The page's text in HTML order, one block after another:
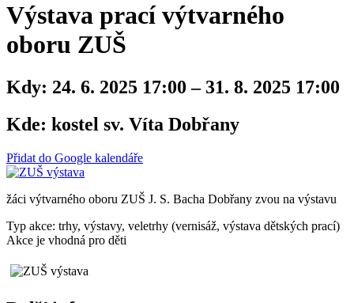
Výstava prací výtvarného
oboru ZUŠ
Kdy: 24. 6. 2025 17:00 – 31. 8. 2025 17:00
Kde: kostel sv. Víta Dobřany
Přidat do Google kalendáře
žáci výtvarného oboru ZUŠ J. S. Bacha Dobřany zvou na výstavu
Typ akce: trhy, výstavy, veletrhy (vernisáž, výstava dětských prací)
Akce je vhodná pro děti